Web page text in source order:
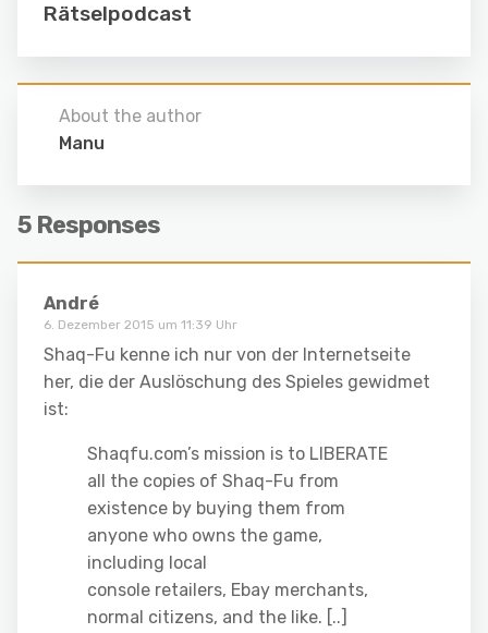
Rätselpodcast
About the author
Manu
5 Responses
André
6. Dezember 2015 um 11:39 Uhr
Shaq-Fu kenne ich nur von der Internetseite
her, die der Auslöschung des Spieles gewidmet
ist:
Shaqfu.com’s mission is to LIBERATE
all the copies of Shaq-Fu from
existence by buying them from
anyone who owns the game,
including local
console retailers, Ebay merchants,
normal citizens, and the like. [..]